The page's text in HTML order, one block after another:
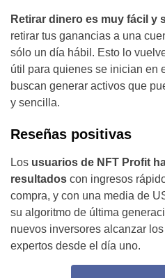
Retirar dinero es muy fácil y
retirar tus ganancias a una
sólo un día hábil. Esto lo
útil para quienes se inician en
buscan generar activos que
y sencilla.
Reseñas positivas
Los usuarios de NFT Profit
resultados con ingresos
compra, y con una media de
su algoritmo de última
nuevos inversores alcanzar
expertos desde el día uno.